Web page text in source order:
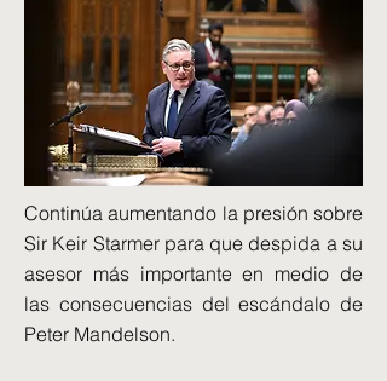
Continúa aumentando la presión sobre
Sir Keir Starmer para que despida a su
asesor más importante en medio de
las consecuencias del escándalo de
Peter Mandelson.